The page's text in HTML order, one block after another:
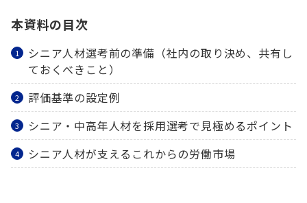
本資料の目次
シニア人材選考前の準備（社内の取り決め、共有し
ておくべきこと）
評価基準の設定例
シニア・中高年人材を採用選考で見極めるポイント
シニア人材が支えるこれからの労働市場